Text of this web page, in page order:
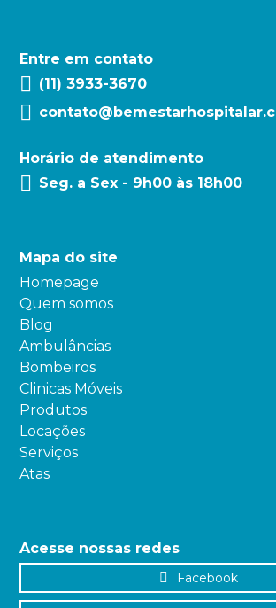
Entre em contato
(11) 3933-3670
Horário de atendimento
Seg. a Sex - 9h00 às 18h00
Mapa do site
Homepage
Quem somos
Blog
Ambulâncias
Bombeiros
Clinicas Móveis
Produtos
Locações
Serviços
Atas
Acesse nossas redes
Facebook